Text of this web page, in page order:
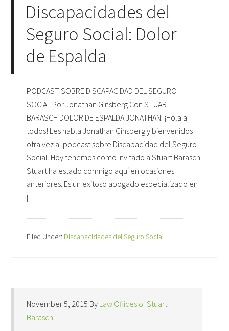
Discapacidades del
Seguro Social: Dolor
de Espalda
PODCAST SOBRE DISCAPACIDAD DEL SEGURO
SOCIAL Por Jonathan Ginsberg Con STUART
BARASCH DOLOR DE ESPALDA JONATHAN: ¡Hola a
todos! Les habla Jonathan Ginsberg y bienvenidos
otra vez al podcast sobre Discapacidad del Seguro
Social. Hoy tenemos como invitado a Stuart Barasch.
Stuart ha estado conmigo aquí en ocasiones
anteriores. Es un exitoso abogado especializado en
[…]
Filed Under: Discapacidades del Seguro Social
November 5, 2015 By Law Offices of Stuart
Barasch